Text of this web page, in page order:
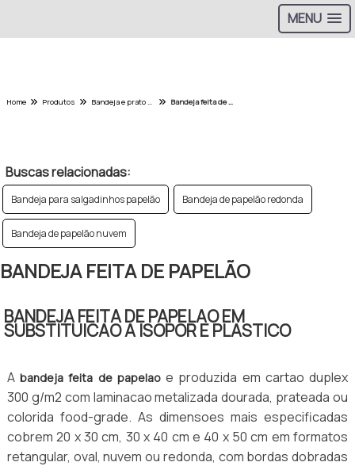
MENU
Home Produtos Bandeja e prato de papelao - Categoria Bandeja feita de papelão
Buscas relacionadas:
Bandeja para salgadinhos papelão Bandeja de papelão redonda
Bandeja de papelão nuvem
BANDEJA FEITA DE PAPELÃO
BANDEJA FEITA DE PAPELAO EM
SUBSTITUICAO A ISOPOR E PLASTICO
Abandeja feita de papelaoe produzida em cartao duplex
300 g/m2 com laminacao metalizada dourada, prateada ou
colorida food-grade. As dimensoes mais especificadas
cobrem 20 x 30 cm, 30 x 40 cm e 40 x 50 cm em formatos
retangular, oval, nuvem ou redonda, com bordas dobradas